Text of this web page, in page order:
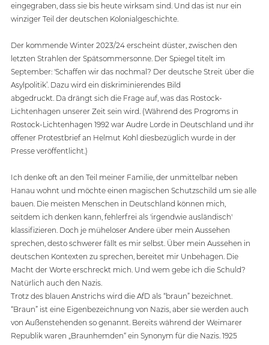
eingegraben, dass sie bis heute wirksam sind. Und das ist nur ein
winziger Teil der deutschen Kolonialgeschichte.
Der kommende Winter 2023/24 erscheint düster, zwischen den
letzten Strahlen der Spätsommersonne. Der Spiegel titelt im
September: 'Schaffen wir das nochmal? Der deutsche Streit über die
Asylpolitik’. Dazu wird ein diskriminierendes Bild
abgedruckt. Da drängt sich die Frage auf, was das Rostock-
Lichtenhagen unserer Zeit sein wird. (Während des Progroms in
Rostock-Lichtenhagen 1992 war Audre Lorde in Deutschland und ihr
offener Protestbrief an Helmut Kohl diesbezüglich wurde in der
Presse veröffentlicht.)
Ich denke oft an den Teil meiner Familie, der unmittelbar neben
Hanau wohnt und möchte einen magischen Schutzschild um sie alle
bauen. Die meisten Menschen in Deutschland können mich,
seitdem ich denken kann, fehlerfrei als 'irgendwie ausländisch'
klassifizieren. Doch je müheloser Andere über mein Aussehen
sprechen, desto schwerer fällt es mir selbst. Über mein Aussehen in
deutschen Kontexten zu sprechen, bereitet mir Unbehagen. Die
Macht der Worte erschreckt mich. Und wem gebe ich die Schuld?
Natürlich auch den Nazis.
Trotz des blauen Anstrichs wird die AfD als “braun” bezeichnet.
“Braun” ist eine Eigenbezeichnung von Nazis, aber sie werden auch
von Außenstehenden so genannt. Bereits während der Weimarer
Republik waren „Braunhemden“ ein Synonym für die Nazis. 1925